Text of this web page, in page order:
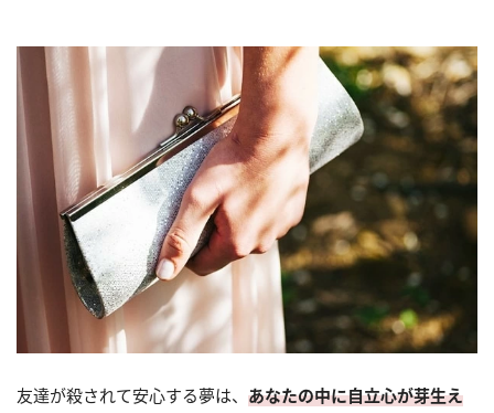
友達が殺されて安心する夢は、 あなたの中に自立心が芽生え